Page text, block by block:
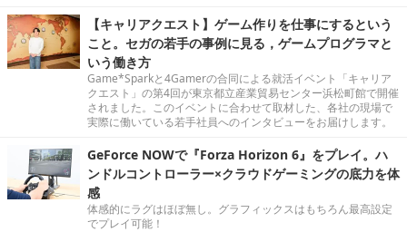
【キャリアクエスト】ゲーム作りを仕事にするという
こと。セガの若手の事例に見る，ゲームプログラマと
いう働き方
Game*Sparkと4Gamerの合同による就活イベント「キャリア
クエスト」の第4回が東京都立産業貿易センター浜松町館で開催
されました。このイベントに合わせて取材した、各社の現場で
実際に働いている若手社員へのインタビューをお届けします。
GeForce NOWで『Forza Horizon 6』をプレイ。ハ
ンドルコントローラー×クラウドゲーミングの底力を体
感
体感的にラグはほぼ無し。グラフィックスはもちろん最高設定
でプレイ可能！